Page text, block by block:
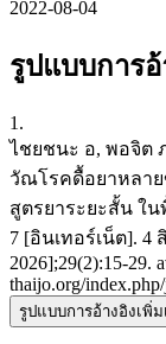
2022-08-04
รูปแบบการอ้
1.
ไชยชนะ อ, พอจิต
วัณโรคดื้อยาหลาย
สูตรยาระยะสั้น ใน
7 [อินเทอร์เน็ต]. 4
2026];29(2):15-29.
thaijo.org/
รูปแบบการอ้างอิงเพิ่ม